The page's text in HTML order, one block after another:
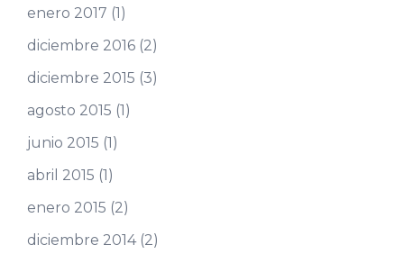
enero 2017 (1)
diciembre 2016 (2)
diciembre 2015 (3)
agosto 2015 (1)
junio 2015 (1)
abril 2015 (1)
enero 2015 (2)
diciembre 2014(2)